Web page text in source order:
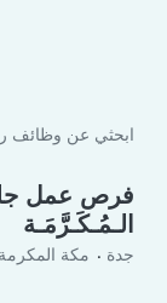
ابحثي عن وظائف
فرص عمل
الـمُـكَـرَّمَـة
جدة مكة المكرمة